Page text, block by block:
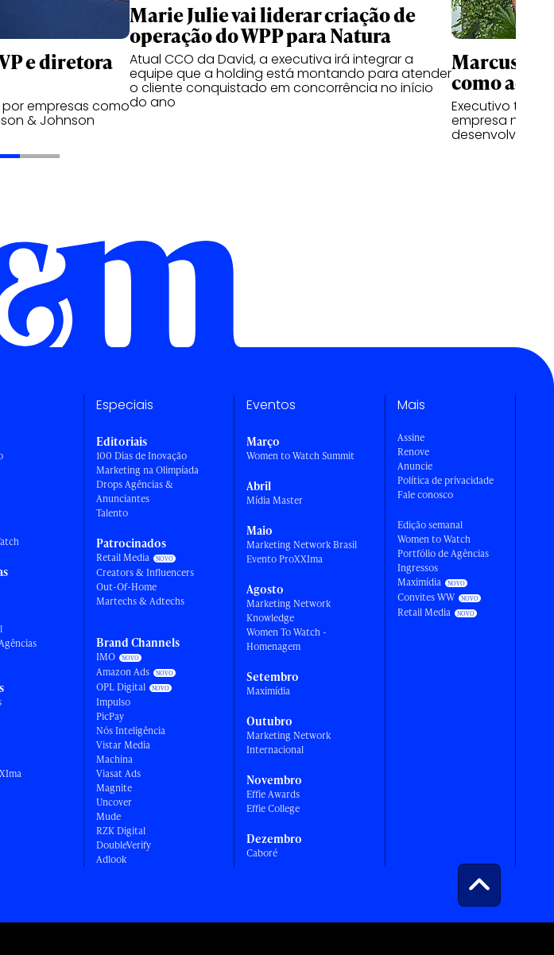
e diretora
empresas como
& Johnson
Marie Julie vai liderar criação de
operação do WPP para Natura
Atual CCO da David, a executiva irá integrar a
equipe que a holding está montando para atender
o cliente conquistado em concorrência no início
do ano
Marcus
como
Executivo tem
empresa nas
Especiais
Editoriais
100 Dias de Inovação
Marketing na Olimpíada
Drops Agências &
Anunciantes
Talento
Patrocinados
Retail Media
Creators & Influencers
Out-Of-Home
Martechs & Adtechs
Brand Channels
IMO
Amazon Ads
OPL Digital
Impulso
PicPay
Nós Inteligência
Vistar Media
Machina
Viasat Ads
Magnite
Uncover
Mude
RZK Digital
DoubleVerify
Adlook
Eventos
Março
Women to Watch Summit
Abril
Mídia Master
Maio
Marketing Network Brasil
Evento ProXXIma
Agosto
Marketing Network
Knowledge
Women To Watch -
Homenagem
Setembro
Maximídia
Outubro
Marketing Network
Internacional
Novembro
Effie Awards
Effie College
Dezembro
Caboré
Mais
Assine
Renove
Anuncie
Política de privacidade
Fale conosco
Edição semanal
Women to Watch
Portfólio de Agências
Ingressos
Maximídia
Convites WW
Retail Media